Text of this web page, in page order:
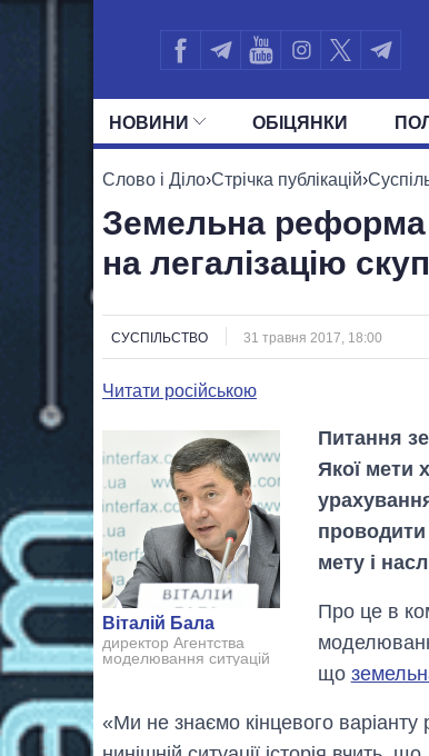
НОВИНИ ОБIЦЯНКИ
УСІ ПОЛІТИКИ
Слово і Діло›Стрічка публікацій›
Земельна реформа
на легалізацію
СУСПІЛЬСТВО 31 травня 2017, 18:00
Читати російською
Віталій Бала
директор Агентства
моделювання ситуацій
Питання
Якої мети
проводити
мету і
Про це в
що
«Ми не знаємо кінцевого